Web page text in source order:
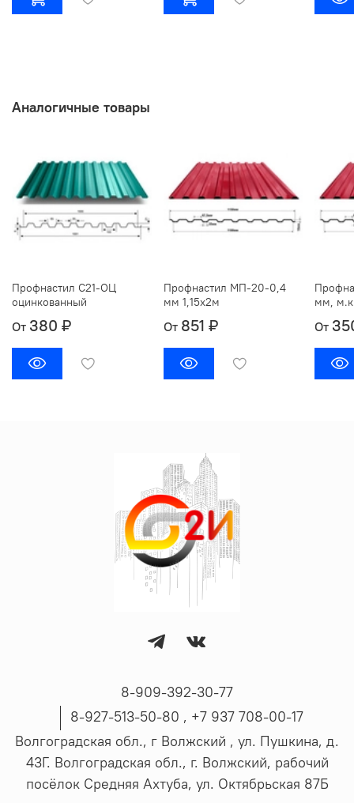
Аналогичные товары
Профнастил С21-ОЦ
оцинкованный
От 380 ₽
Профнастил МП-20-0,4
мм 1,15х2м
От 851 ₽
мм,
От
8-909-392-30-77
8-927-513-50-80 , ‪+7 937 708-00-17
Волгоградская обл., г Волжский , ул. Пушкина, д.
43Г. Волгоградская обл., г. Волжский, рабочий
посёлок Средняя Ахтуба, ул. Октябрьская 87Б